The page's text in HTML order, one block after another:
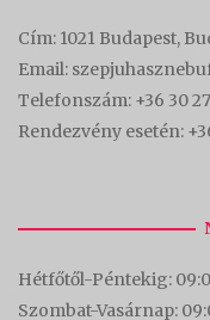
Cím: 1021 Budapest,
Email:
Telefonszám: +36 30
Rendezvény esetén:
Hétfőtől-Péntekig:
Szombat-Vasárnap: